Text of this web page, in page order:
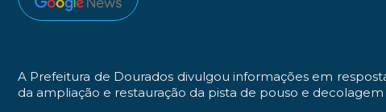
A Prefeitura de Dourados divulgou informações em
da ampliação e restauração da pista de pouso e